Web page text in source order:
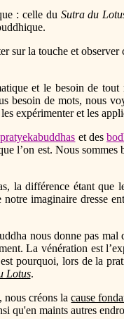
: celle du Sutra du
sur la touche et observer
et le besoin de tout
besoin de mots, nous
expérimenter et les
pratyekabuddhas et des
l’on est. Nous sommes
la différence étant que
imaginaire dresse
nous donne pas mal
La vénération est
pourquoi, lors de la
Lotus.
, nous créons lacause
qu'en maints autres